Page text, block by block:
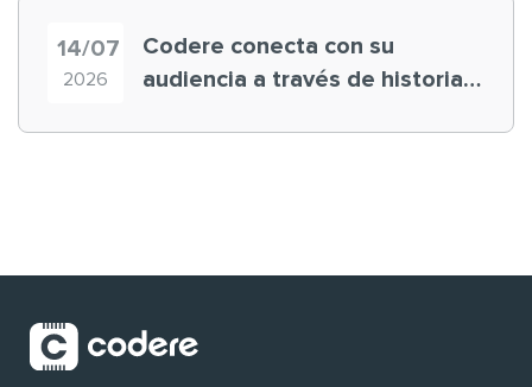
14/07
2026
Codere conecta con su
audiencia a través de historias